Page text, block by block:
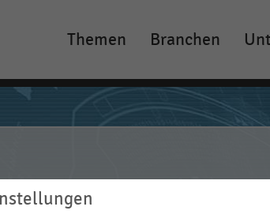
Main
navigation
Themen Branchen